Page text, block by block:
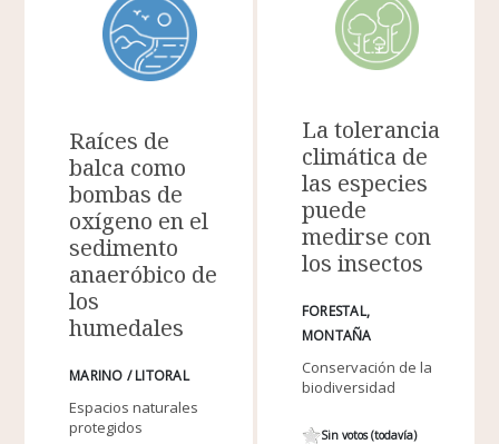
Raíces de
balca como
bombas de
oxígeno en el
sedimento
anaeróbico de
los
humedales
MARINO / LITORAL
Espacios naturales
protegidos
La tolerancia
climática de
las especies
puede
medirse con
los insectos
FORESTAL
MONTAÑA
Conservación de la
biodiversidad
Sin votos (todavía)